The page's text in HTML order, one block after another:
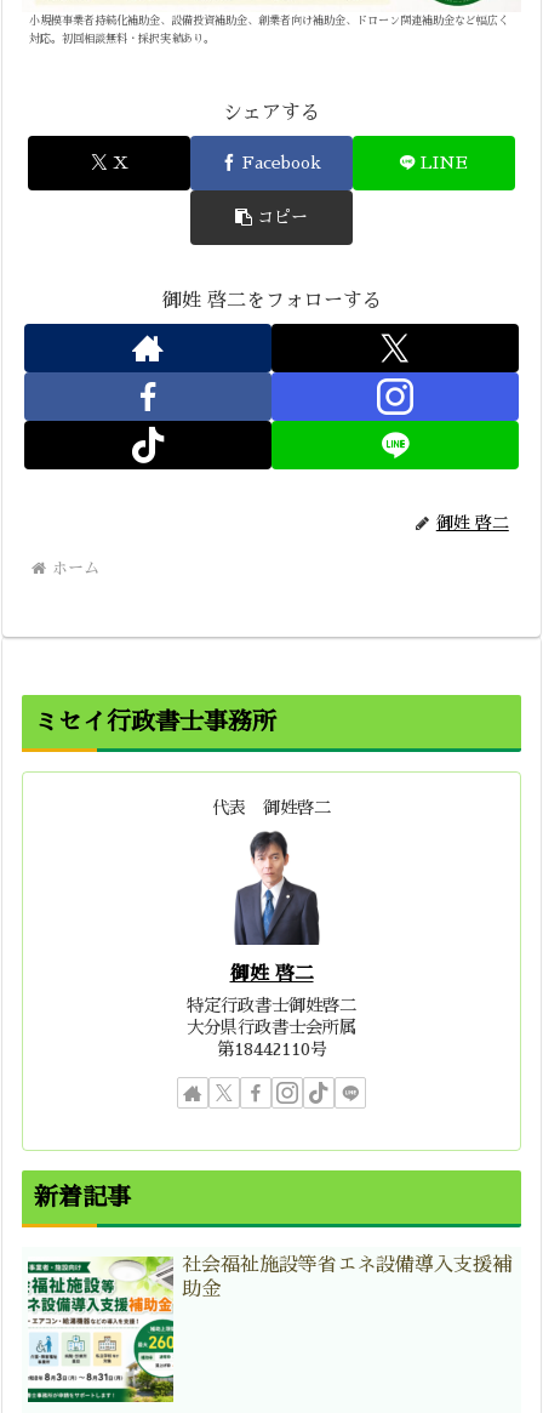
小規模事業者持続化補助金、設備投資補助金、創業者向け補助金、ドローン関連補助金など幅広く
対応。初回相談無料・採択実績あり。
シェアする
X Facebook LINE
コピー
御姓 啓二をフォローする
御姓 啓二
ホーム
ミセイ行政書士事務所
代表 御姓啓二
御姓 啓二
特定行政書士御姓啓二
大分県行政書士会所属
第18442110号
新着記事
社会福祉施設等省エネ設備導入支援補
助金